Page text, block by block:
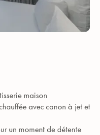
maison
avec canon à jet et
un moment de détente